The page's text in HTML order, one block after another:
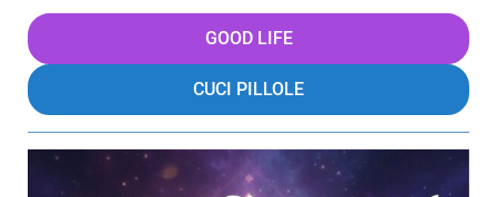
GOOD LIFE
CUCI PILLOLE